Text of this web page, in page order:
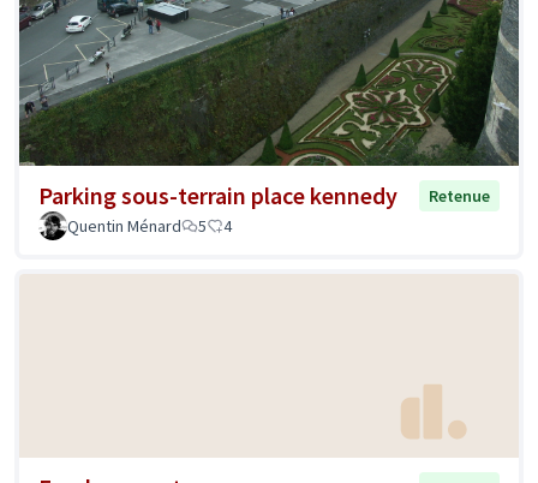
Parking sous-terrain place kennedy
Retenue
Quentin Ménard
5 4